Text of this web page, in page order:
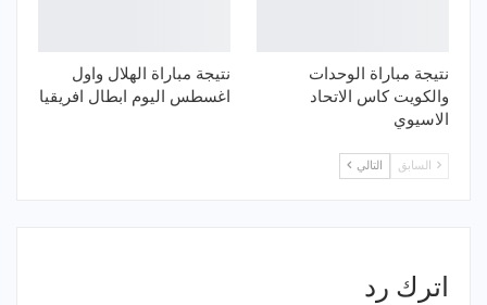
نتيجة مباراة الوحدات
والكويت كاس الاتحاد
الاسيوي
نتيجة مباراة الهلال واول
اغسطس اليوم ابطال افريقيا
السابق التالي
اترك رد